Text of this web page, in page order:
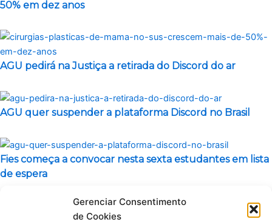
Gerenciar Consentimento
de Cookies
50% em dez anos
AGU pedirá na Justiça a retirada do Discord do ar
AGU quer suspender a plataforma Discord no Brasil
Fies começa a convocar nesta sexta estudantes em lista
de espera